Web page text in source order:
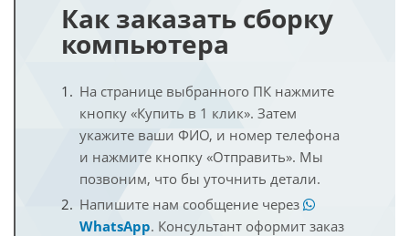
Как заказать сборку
компьютера
На странице выбранного ПК нажмите
кнопку «Купить в 1 клик». Затем
укажите ваши ФИО, и номер телефона
и нажмите кнопку «Отправить». Мы
позвоним, что бы уточнить детали.
Напишите нам сообщение через
WhatsApp. Консультант оформит заказ